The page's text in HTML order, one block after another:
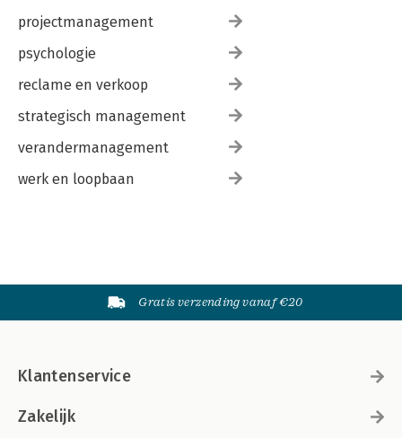
projectmanagement
psychologie
reclame en verkoop
strategisch management
verandermanagement
werk en loopbaan
Gratis verzending vanaf €20
Klantenservice
Zakelijk